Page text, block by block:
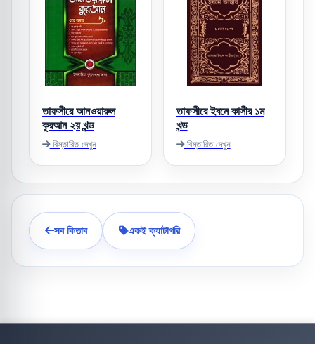
তাফসীরে আনওয়ারুল
কুরআন ২য় খন্ড
বিস্তারিত দেখুন
তাফসীরে ইবনে কাসীর ১ম
খন্ড
বিস্তারিত দেখুন
সব কিতাব একই ক্যাটাগরি